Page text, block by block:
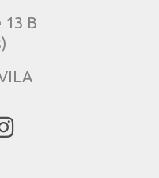
13 B